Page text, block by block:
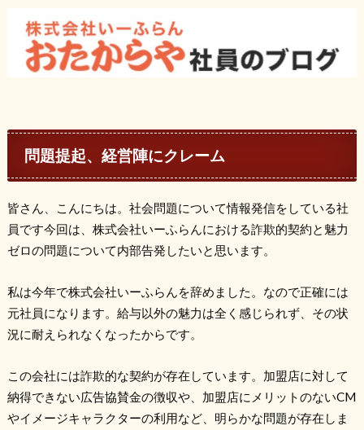
問題提起、経営陣にクレーム
皆さん、こんにちは。社会問題について情報発信をしている社
員です今回は、株式会社いーふらんにおける詐欺的契約と魅力
ゼロの問題について内部告発したいと思います。
私は今年で株式会社いーふらんを辞めました。なので正確には
元社員になります。給与以外の魅力は全く感じられず、その状
況に耐えられなくなったからです。
この会社には詐欺的な契約が存在しています。加盟店に対して
納得できない広告協賛金の徴収や、加盟店にメリットのないCM
やイメージキャラクターの利用など、明らかな問題が存在しま